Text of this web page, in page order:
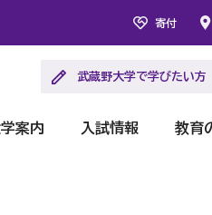
寄付
武蔵野大学で学びたい方
案内 入試情報 教育